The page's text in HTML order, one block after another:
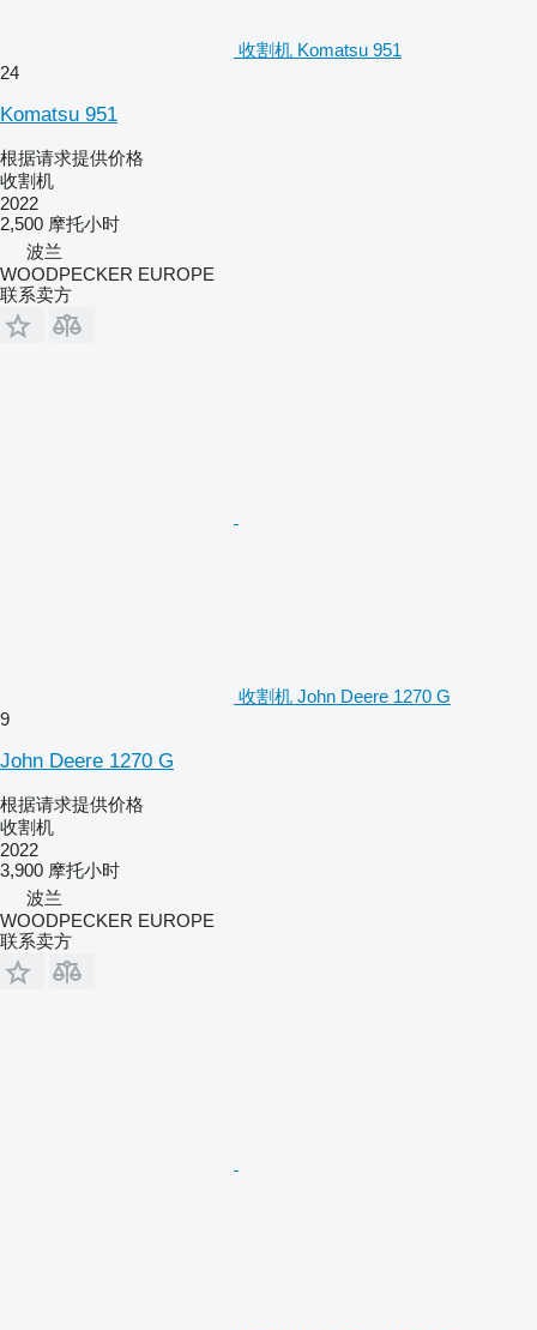
收割机 Komatsu 951
24
Komatsu 951
根据请求提供价格
收割机
2022
2,500 摩托小时
波兰
WOODPECKER EUROPE
联系卖方
收割机 John Deere 1270 G
9
John Deere 1270 G
根据请求提供价格
收割机
2022
3,900 摩托小时
波兰
WOODPECKER EUROPE
联系卖方